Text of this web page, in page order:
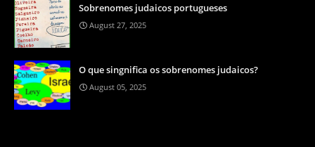
Sobrenomes judaicos portugueses
August 27, 2025
O que singnifica os sobrenomes judaicos?
August 05, 2025